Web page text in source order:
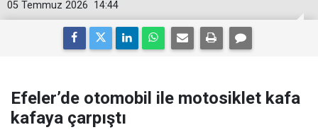
14:44
05 Temmuz 2026
Efeler’de otomobil ile motosiklet kafa
kafaya çarpıştı